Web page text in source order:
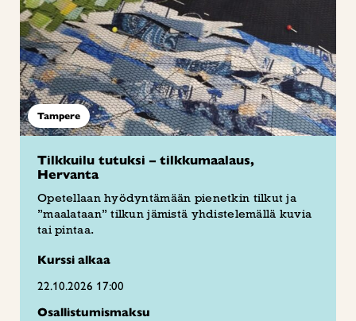
Tampere
Tilkkuilu tutuksi – tilkkumaalaus,
Hervanta
Opetellaan hyödyntämään pienetkin tilkut ja
”maalataan” tilkun jämistä yhdistelemällä kuvia
tai pintaa.
Kurssi alkaa
22.10.2026 17:00
Osallistumismaksu